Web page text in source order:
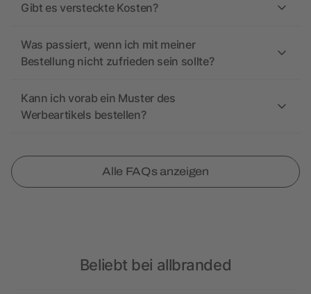
Gibt es versteckte Kosten?
Was passiert, wenn ich mit meiner
Bestellung nicht zufrieden sein sollte?
Kann ich vorab ein Muster des
Werbeartikels bestellen?
Alle FAQs anzeigen
Beliebt bei allbranded